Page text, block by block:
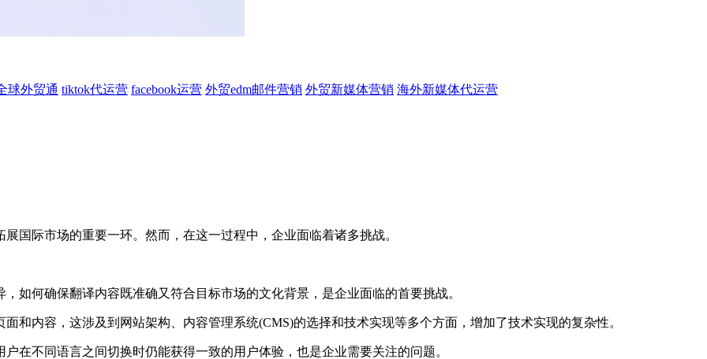
球外贸通 tiktok代运营 facebook运营 外贸edm邮件营销 外贸新媒体营销 海外新媒体代运营
际市场的重要一环。然而，在这一过程中，企业面临着诸多挑战。
何确保翻译内容既准确又符合目标市场的文化背景，是企业面临的首要挑战。
内容，这涉及到网站架构、内容管理系统(CMS)的选择和技术实现等多个方面，增加了技术实现的复杂性。
不同语言之间切换时仍能获得一致的用户体验，也是企业需要关注的问题。